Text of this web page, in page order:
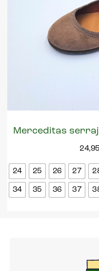
Merceditas
24,95
24 25 26 27
34 35 36 37